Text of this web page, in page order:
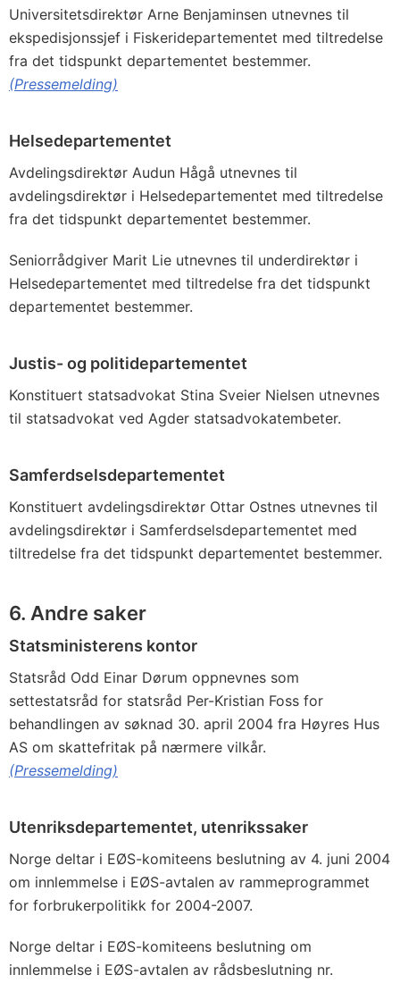
Universitetsdirektør Arne Benjaminsen utnevnes til
ekspedisjonssjef i Fiskeridepartementet med tiltredelse
fra det tidspunkt departementet bestemmer.
(Pressemelding)
Helsedepartementet
Avdelingsdirektør Audun Hågå utnevnes til
avdelingsdirektør i Helsedepartementet med tiltredelse
fra det tidspunkt departementet bestemmer.
Seniorrådgiver Marit Lie utnevnes til underdirektør i
Helsedepartementet med tiltredelse fra det tidspunkt
departementet bestemmer.
Justis- og politidepartementet
Konstituert statsadvokat Stina Sveier Nielsen utnevnes
til statsadvokat ved Agder statsadvokatembeter.
Samferdselsdepartementet
Konstituert avdelingsdirektør Ottar Ostnes utnevnes til
avdelingsdirektør i Samferdselsdepartementet med
tiltredelse fra det tidspunkt departementet bestemmer.
6. Andre saker
Statsministerens kontor
Statsråd Odd Einar Dørum oppnevnes som
settestatsråd for statsråd Per-Kristian Foss for
behandlingen av søknad 30. april 2004 fra Høyres Hus
AS om skattefritak på nærmere vilkår.
(Pressemelding)
Utenriksdepartementet, utenrikssaker
Norge deltar i EØS-komiteens beslutning av 4. juni 2004
om innlemmelse i EØS-avtalen av rammeprogrammet
for forbrukerpolitikk for 2004-2007.
Norge deltar i EØS-komiteens beslutning om
innlemmelse i EØS-avtalen av rådsbeslutning nr.